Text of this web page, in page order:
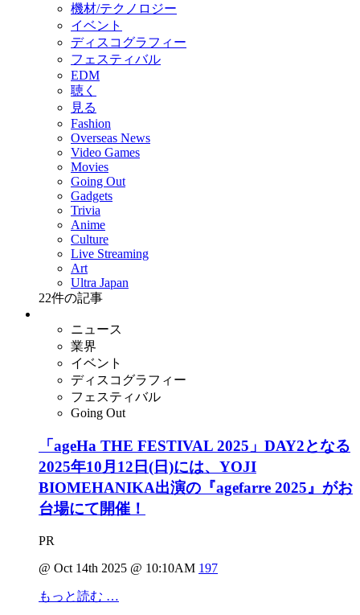
機材/テクノロジー
イベント
ディスコグラフィー
フェスティバル
EDM
聴く
見る
Fashion
Overseas News
Video Games
Movies
Going Out
Gadgets
Trivia
Anime
Culture
Live Streaming
Art
Ultra Japan
22件の記事
ニュース
業界
イベント
ディスコグラフィー
フェスティバル
Going Out
「ageHa THE FESTIVAL 2025」DAY2となる
2025年10月12日(日)には、YOJI
BIOMEHANIKA出演の『agefarre 2025』がお
台場にて開催！
PR
@ Oct 14th 2025 @ 10:10AM 197
もっと読む …